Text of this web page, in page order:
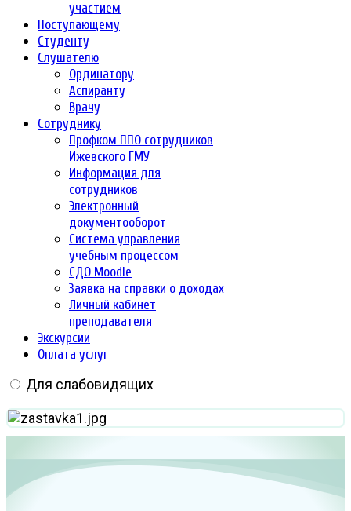
участием
Поступающему
Студенту
Слушателю
Ординатору
Аспиранту
Врачу
Сотруднику
Профком ППО сотрудников
Ижевского ГМУ
Информация для
сотрудников
Электронный
документооборот
Система управления
учебным процессом
СДО Moodle
Заявка на справки о доходах
Личный кабинет
преподавателя
Экскурсии
Оплата услуг
Для слабовидящих